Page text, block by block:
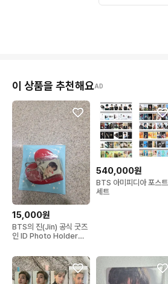
이 상품을 추천해요AD
15,000원
BTS의 진(Jin) 공식 굿즈
인 ID Photo Holder
540,000원
BTS 아미피디아 포스트
세트